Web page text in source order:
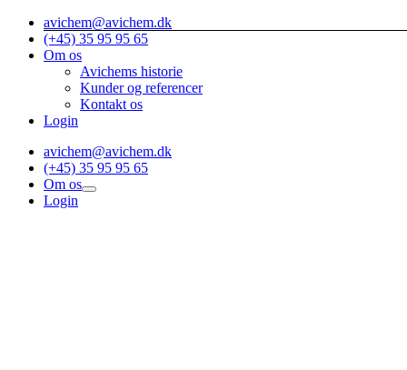
Skip
content
avichem@avichem.dk
(+45) 35 95 95 65
Om os
Avichems historie
Kunder og referencer
Kontakt os
Login
avichem@avichem.dk
(+45) 35 95 95 65
Om os
Login